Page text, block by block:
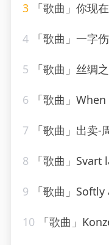
3 「歌曲」你现
4 「歌曲」一字
5 「歌曲」丝绸
6 「歌曲」When
7 「歌曲」出卖-
8 「歌曲」
9 「歌曲」Softly as I
10 「歌曲」Konzert No. 1 F-dur